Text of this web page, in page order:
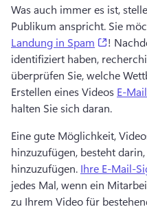
Was auch immer es ist,
Publikum anspricht. Sie
Landung in Spam
(opens
!
identifiziert haben,
Erstellen eines Videos E-
halten Sie sich daran.
Eine gute Möglichkeit,
hinzuzufügen, besteht
hinzuzufügen. Ihre E-Mail-
jedes Mal, wenn ein